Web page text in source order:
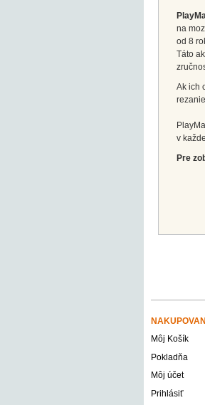
na
od 8
Táto
Ak ich
v
Pre
Môj Košík
Pokladňa
Môj účet
Prihlásiť